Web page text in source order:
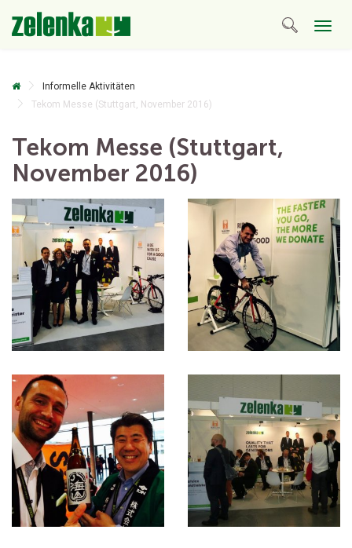
Informelle Aktivitäten
Tekom Messe (Stuttgart, November 2016)
Tekom Messe (Stuttgart,
November 2016)